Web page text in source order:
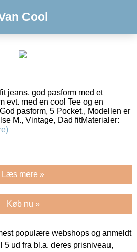
Cool
jeans, god pasform med et
evt. med en cool Tee og en
pasform, 5 Pocket., Modellen er
M., Vintage, Dad fitMaterialer:
Læs mere »
Køb nu »
populære webshops og anmeldt
5 ud fra bl.a. deres prisniveau,